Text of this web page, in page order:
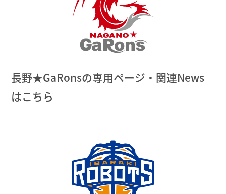
長野★GaRonsの専用ページ・関連News
はこちら